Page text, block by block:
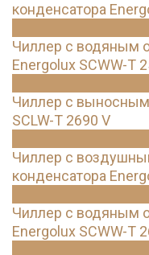
конденсатора
Чиллер с водяным
Energolux SCWW-T
Чиллер с
SCLW-T 2690 V
Чиллер с
конденсатора
Чиллер с водяным
Energolux SCWW-T